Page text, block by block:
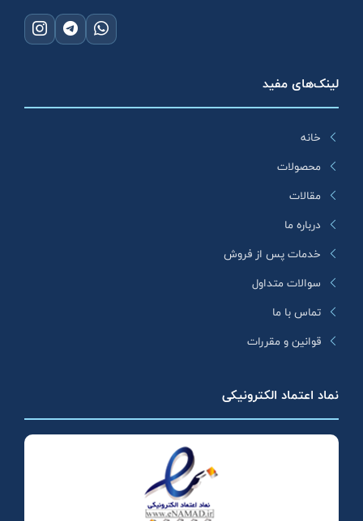
لینک‌های مفید
خانه
محصولات
مقالات
درباره ما
خدمات پس از فروش
سوالات متداول
تماس با ما
قوانین و مقررات
نماد اعتماد الکترونیکی